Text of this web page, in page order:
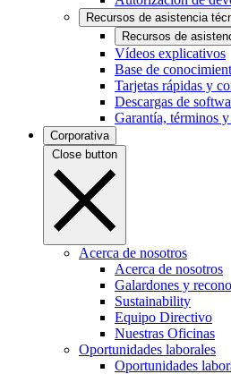
Recursos de asistencia
Recursos de
Vídeos explicativos
Base de
Tarjetas rápidas y
Descargas de
Garantía, términos
Corporativa
Close button
Acerca de nosotros
Acerca de nosotros
Galardones y
Sustainability
Equipo Directivo
Nuestras Oficinas
Oportunidades laborales
Oportunidades